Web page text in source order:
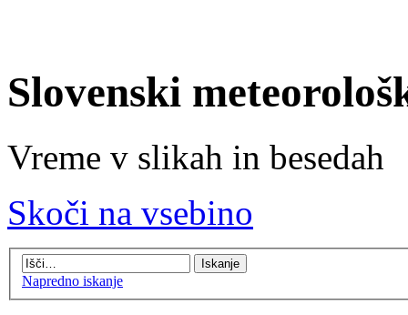
Slovenski
Vreme v slikah in besedah
Skoči na vsebino
Napredno iskanje